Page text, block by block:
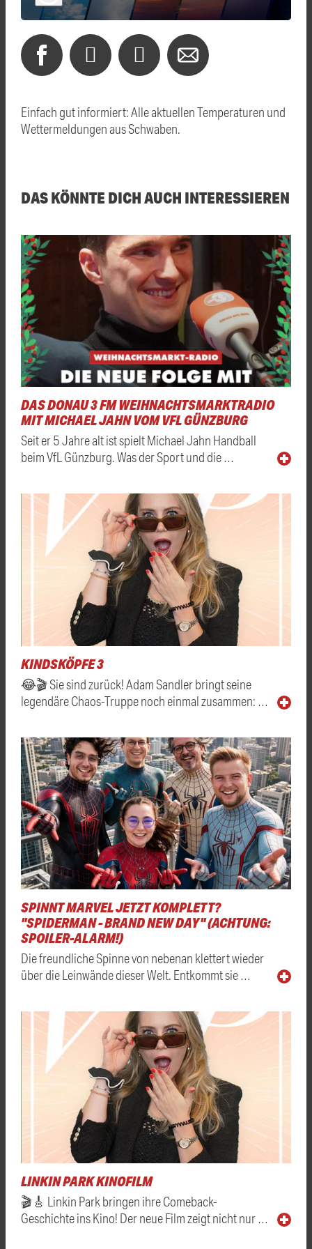
Einfach gut informiert: Alle aktuellen Temperaturen und
Wettermeldungen aus Schwaben.
DAS KÖNNTE DICH AUCH INTERESSIEREN
DAS DONAU 3 FM WEIHNACHTSMARKTRADIO
MIT MICHAEL JAHN VOM VFL GÜNZBURG
Seit er 5 Jahre alt ist spielt Michael Jahn Handball
beim VfL Günzburg. Was der Sport und die …
KINDSKÖPFE 3
😂🎬 Sie sind zurück! Adam Sandler bringt seine
legendäre Chaos-Truppe noch einmal zusammen: …
SPINNT MARVEL JETZT KOMPLETT?
"SPIDERMAN - BRAND NEW DAY" (ACHTUNG:
SPOILER-ALARM!)
Die freundliche Spinne von nebenan klettert wieder
über die Leinwände dieser Welt. Entkommt sie …
LINKIN PARK KINOFILM
🎬🎸 Linkin Park bringen ihre Comeback-
Geschichte ins Kino! Der neue Film zeigt nicht nur …